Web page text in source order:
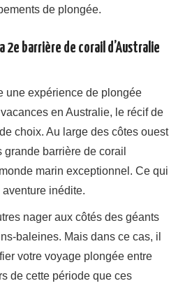
de plongée.
2e barrière de corail d’Australie
une expérience de plongée
en Australie, le récif de
choix. Au large des côtes ouest
barrière de corail
marin exceptionnel. Ce qui
aventure inédite.
nager aux côtés des géants
baleines. Mais dans ce cas, il
votre voyage plongée entre
de cette période que ces